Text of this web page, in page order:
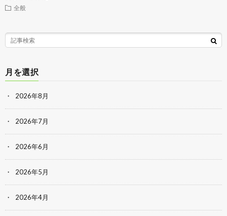
全般
月を選択
2026年8月
2026年7月
2026年6月
2026年5月
2026年4月